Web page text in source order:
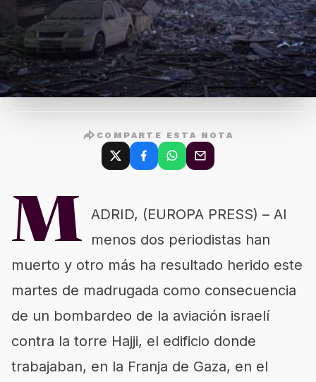
COMPARTE ESTA NOTA
M ADRID, (EUROPA PRESS) – Al
menos dos periodistas han
muerto y otro más ha resultado herido este
martes de madrugada como consecuencia
de un bombardeo de la aviación israelí
contra la torre Hajji, el edificio donde
trabajaban, en la Franja de Gaza, en el